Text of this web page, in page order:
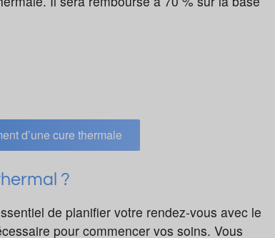
d’une cure thermale
?
de planifier votre rendez-vous avec le
pour commencer vos soins. Vous